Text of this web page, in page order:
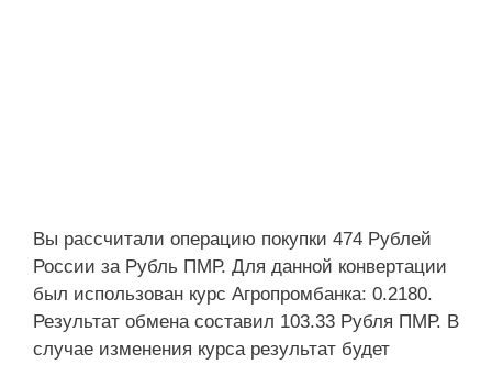
Вы рассчитали операцию покупки 474 Рублей
России за Рубль ПМР. Для данной конвертации
был использован курс Агропромбанка: 0.2180.
Результат обмена составил 103.33 Рубля ПМР. В
случае изменения курса результат будет